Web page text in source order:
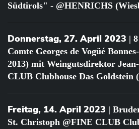
Südtirols" - @HENRICHS
Donnerstag, 27. April 2023 |
Comte Georges de Vogüé
2013) mit Weingutsdirektor
CLUB Clubhouse Das Goldstein
Freitag, 14. April 2023 |
St. Christoph @FINE CLUB